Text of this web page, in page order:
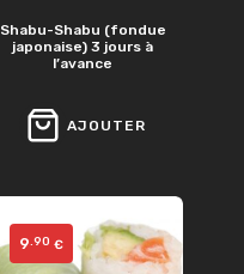
Shabu-Shabu (fondue
japonaise) 3 jours à
l’avance
AJOUTER
9.90 €